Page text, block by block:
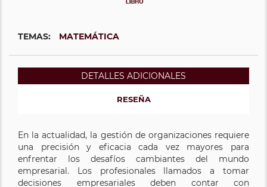
TEMAS: MATEMÁTICA
DETALLES ADICIONALES
RESEÑA
En la actualidad, la gestión de organizaciones requiere
una precisión y eficacia cada vez mayores para
enfrentar los desafíos cambiantes del mundo
empresarial. Los profesionales llamados a tomar
decisiones empresariales deben contar con